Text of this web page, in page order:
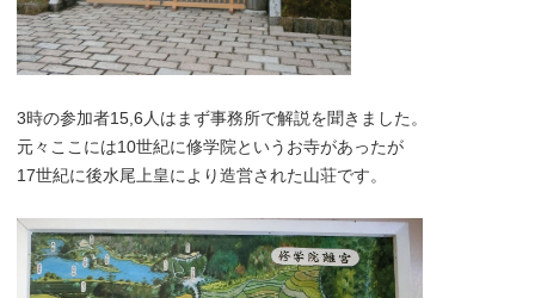
3時の参加者15,6人はまず事務所で解説を聞きました。
元々ここには10世紀に修学院というお寺があったが
17世紀に後水尾上皇により造営された山荘です。